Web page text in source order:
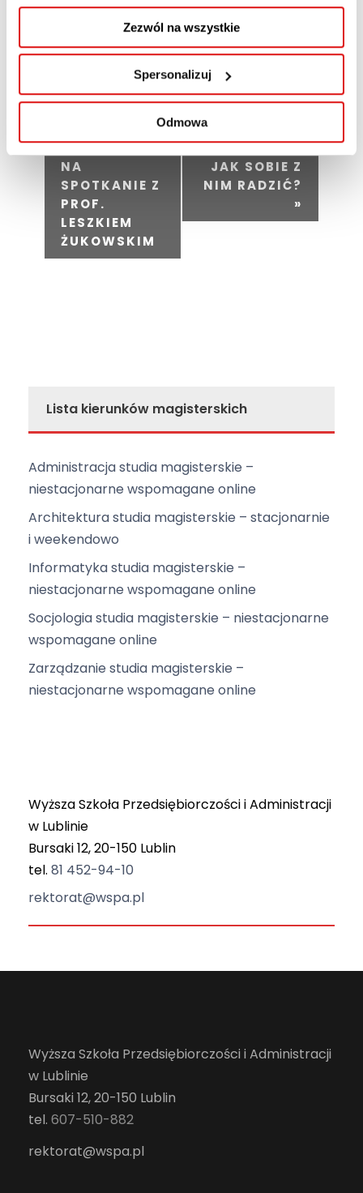
Zezwól na wszystkie
Spersonalizuj
Odmowa
Dodaj do kalendarza
y
e
i
g
a
c
j
a
ZAPROSZENIE
NA
SPOTKANIE Z
PROF.
LESZKIEM
ŻUKOWSKIM
STRES PRZED
EGZAMINEM –
JAK SOBIE Z
NIM RADZIĆ?
»
Lista kierunków magisterskich
Administracja studia magisterskie –
niestacjonarne wspomagane online
Architektura studia magisterskie – stacjonarnie
i weekendowo
Informatyka studia magisterskie –
niestacjonarne wspomagane online
Socjologia studia magisterskie – niestacjonarne
wspomagane online
Zarządzanie studia magisterskie –
niestacjonarne wspomagane online
Wyższa Szkoła Przedsiębiorczości i Administracji
w Lublinie
Bursaki 12, 20-150 Lublin
tel. 81 452-94-10
rektorat@wspa.pl
Wyższa Szkoła Przedsiębiorczości i Administracji
w Lublinie
Bursaki 12, 20-150 Lublin
tel. 607-510-882
rektorat@wspa.pl